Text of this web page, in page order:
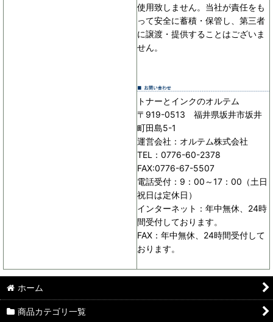
使用致しません。当社が責任をも
って安全に蓄積・保管し、第三者
に譲渡・提供することはございま
せん。
トナーとインクのオルテム
〒919-0513 福井県坂井市坂井
町田島5-1
運営会社：オルテム株式会社
TEL：0776-60-2378
FAX:0776-67-5507
電話受付：9：00～17：00（土日
祝日は定休日）
インターネット：年中無休、24時
間受付しております。
FAX：年中無休、24時間受付して
おります。
ホーム
商品カテゴリ一覧